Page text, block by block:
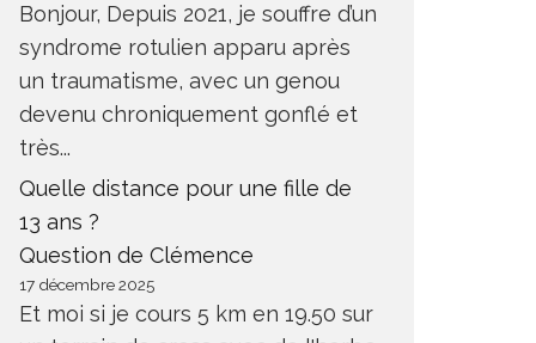
Bonjour, Depuis 2021, je souffre d’un
syndrome rotulien apparu après
un traumatisme, avec un genou
devenu chroniquement gonflé et
très...
Quelle distance pour une fille de
13 ans ?
Question de Clémence
17 décembre 2025
Et moi si je cours 5 km en 19.50 sur